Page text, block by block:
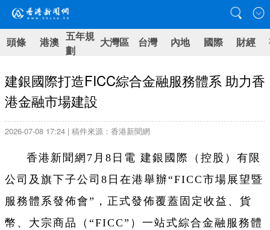
頭條 港澳 五年規
劃
大灣區 台灣 內地 國際 財經
建銀國際打造FICC綜合金融服務體系 助力香
港金融市場建設
2026-07-08 17:24 | 稿件來源：香港新聞網
香港新聞網7月8日電 建銀國際（控股）有限
公司及旗下子公司8日在港舉辦“FICC市場展望暨
服務體系發佈會”，正式發佈覆蓋固定收益、貨
幣、大宗商品（“FICC”）一站式綜合金融服務體